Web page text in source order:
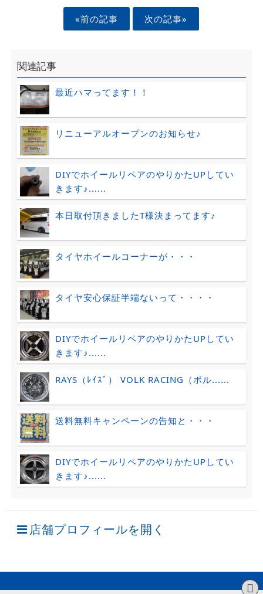
«前の記事 次の記事»
関連記事
最近ハマってます！！
リニューアルオープンのお知らせ♪
DIYでホイールリペアのやりかたUPしてい
きます♪......
本日取付頂きましたT様決まってます♪
タイヤホイールコーナーが・・・
タイヤ安心保証半端ないって・・・・
DIYでホイールリペアのやりかたUPしてい
きます♪......
RAYS（ﾚｲｽﾞ） VOLK RACING（ボル......
送料無料キャンペーンの告知と・・・
DIYでホイールリペアのやりかたUPしてい
きます♪......
店舗プロフィールを開く